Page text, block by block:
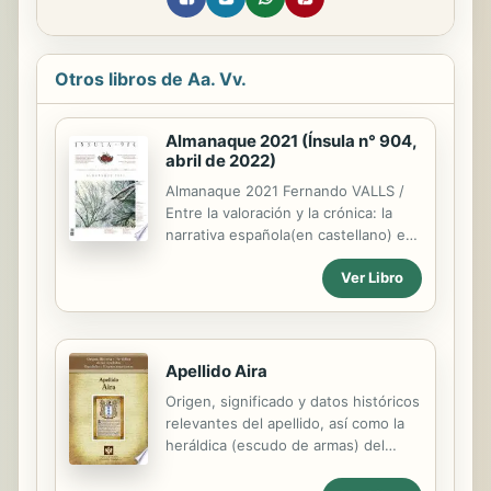
Otros libros de Aa. Vv.
Almanaque 2021 (Ínsula n° 904,
abril de 2022)
Almanaque 2021 Fernando VALLS /
Entre la valoración y la crónica: la
narrativa española(en castellano) en
el 2021 Juan Andrés GARCÍA ROMÁN
/ Qué contratiempo: poesía española
en 2021 Paulo A. GATICA COTE /
Natalia CASTRO PICÓN / 2021 o el
año de la marmota. Ciclo y retorno
siglos XX y XXI Ginés TORRES
SALINAS / Entre el año alfonsí y el
año Dante. Estudios medievales
hispánicos en 2021 Daniel
Ver Libro
Apellido Aira
Origen, significado y datos históricos
relevantes del apellido, así como la
heráldica (escudo de armas) del